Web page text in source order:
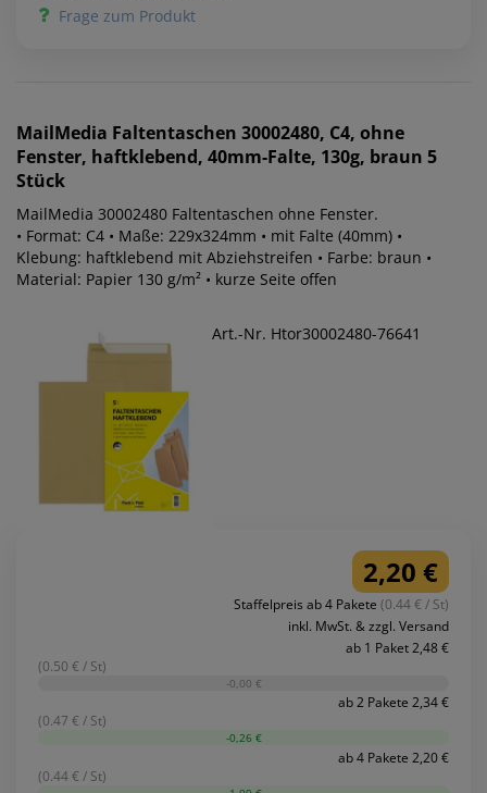
Frage zum Produkt
MailMedia Faltentaschen 30002480, C4, ohne
Fenster, haftklebend, 40mm-Falte, 130g, braun 5
Stück
MailMedia 30002480 Faltentaschen ohne Fenster.
• Format: C4 • Maße: 229x324mm • mit Falte (40mm) •
Klebung: haftklebend mit Abziehstreifen • Farbe: braun •
Material: Papier 130 g/m² • kurze Seite offen
Art.-Nr. Htor30002480-76641
2,20 €
Staffelpreis ab 4 Pakete (0.44 € / St)
inkl. MwSt. & zzgl. Versand
ab 1 Paket 2,48 €
(0.50 € / St)
-0,00 €
ab 2 Pakete 2,34 €
(0.47 € / St)
-0,26 €
ab 4 Pakete 2,20 €
(0.44 € / St)